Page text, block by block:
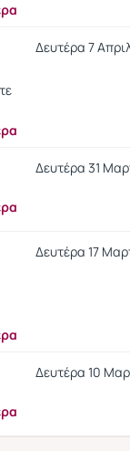
Δευτέρα 7
Δευτέρα 31
Δευτέρα 17
Δευτέρα 10